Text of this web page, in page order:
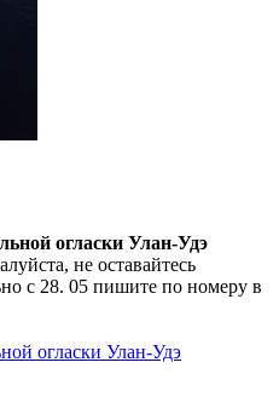
огласки Улан-Удэ
не оставайтесь
с 28. 05 пишите по номеру в
огласки Улан-Удэ